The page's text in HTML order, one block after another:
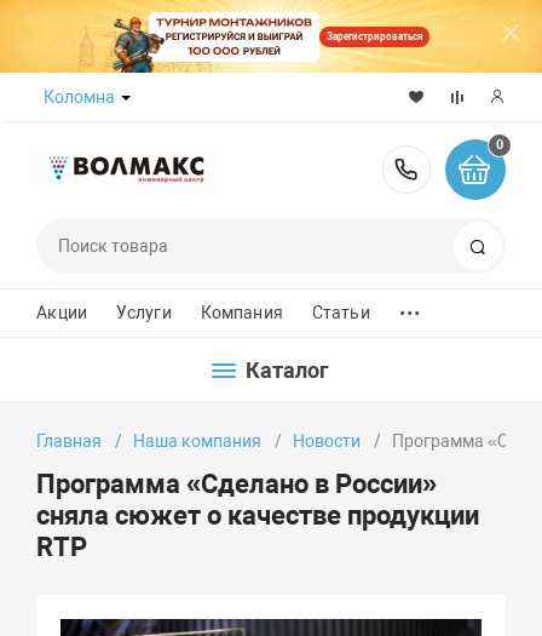
Зарегистрироваться
Коломна
8 (800)
0
Акции Услуги Компания Статьи ...
Каталог
Главная Наша компания Новости Программа
Программа «Сделано в России»
сняла сюжет о качестве продукции
RTP